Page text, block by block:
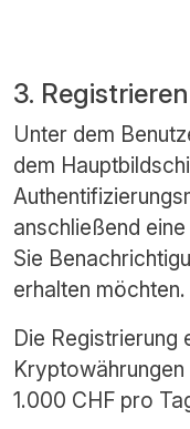
3.
Unter dem
dem
anschließend
Sie
erhalten möchten.
Die Registrierung
1.000 CHF pro